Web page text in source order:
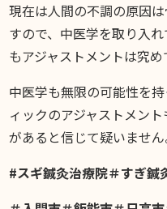
現在は人間の不調の原因
すので、中医学を取り入
もアジャストメントは究め
中医学も無限の可能性を
ィックのアジャストメン
があると信じて疑いません
#スギ鍼灸治療院＃すぎ鍼